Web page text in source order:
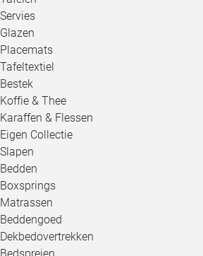
Servies
Glazen
Placemats
Tafeltextiel
Bestek
Koffie & Thee
Karaffen & Flessen
Eigen Collectie
Slapen
Bedden
Boxsprings
Matrassen
Beddengoed
Dekbedovertrekken